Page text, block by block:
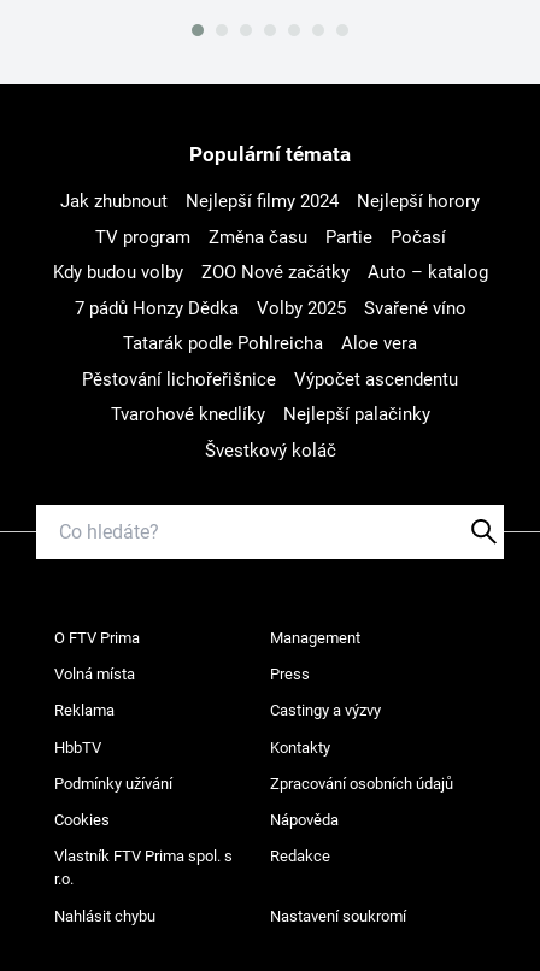
Populární témata
Jak zhubnout Nejlepší filmy 2024
Nejlepší horory
TV program
Změna času Partie
Počasí
Kdy budou volby
ZOO Nové začátky
Auto – katalog
7 pádů Honzy Dědka
Volby 2025
Svařené víno
Tatarák podle Pohlreicha
Aloe vera
Pěstování lichořeřišnice
Výpočet ascendentu
Tvarohové knedlíky
Nejlepší palačinky
Švestkový koláč
O FTV Prima Management
Volná místa Press
Reklama Castingy a výzvy
HbbTV Kontakty
Podmínky užívání Zpracování osobních údajů
Cookies Nápověda
Vlastník FTV Prima spol. s
r.o.
Redakce
Nahlásit chybu Nastavení soukromí